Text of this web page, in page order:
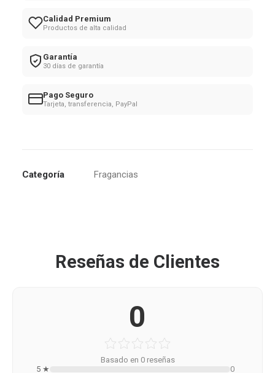
Calidad Premium
Productos de alta calidad
Garantía
30 días de garantía
Pago Seguro
Tarjeta, transferencia, PayPal
Categoría Fragancias
Reseñas de Clientes
0
Basado en 0 reseñas
5 ★
0